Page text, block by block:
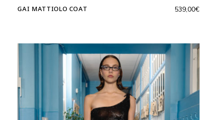
GAI MATTIOLO COAT 539,00€